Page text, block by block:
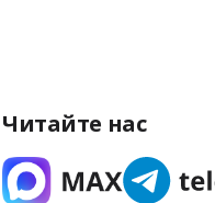
Читайте нас